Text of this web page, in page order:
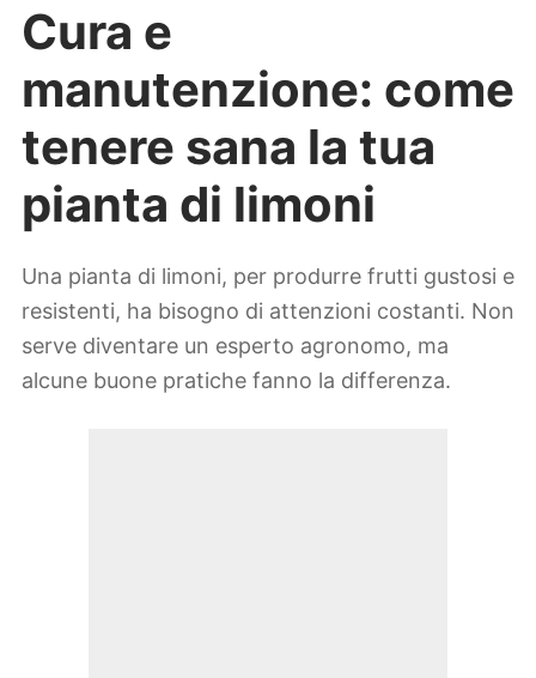
Cura e
manutenzione: come
tenere sana la tua
pianta di limoni
Una pianta di limoni, per produrre frutti gustosi e
resistenti, ha bisogno di attenzioni costanti. Non
serve diventare un esperto agronomo, ma
alcune buone pratiche fanno la differenza.